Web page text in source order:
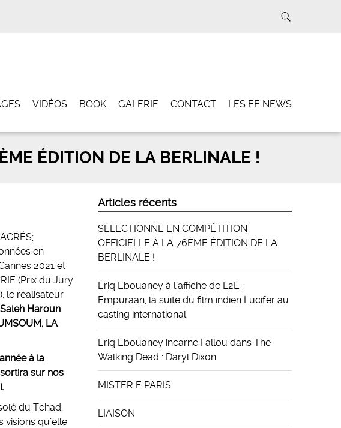
VIDÉOS BOOK GALERIE CONTACT LES EE NEWS
ÉDITION DE LA BERLINALE !
en
2021 et
(Prix du Jury
le réalisateur
Haroun
LA
à la
sur nos
du Tchad,
visions qu’elle
Articles récents
SÉLECTIONNÉ EN COMPÉTITION
OFFICIELLE À LA 76ÈME ÉDITION DE LA
BERLINALE !
Ériq Ebouaney à l’affiche de L2E :
Empuraan, la suite du film indien Lucifer au
casting international
Eriq Ebouaney incarne Fallou dans The
Walking Dead : Daryl Dixon
MISTER E PARIS
LIAISON